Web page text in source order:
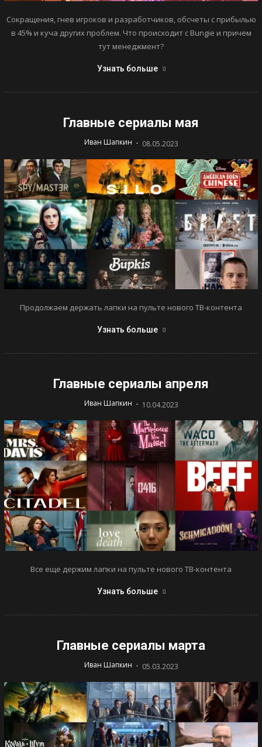
Сокращения, гнев игроков и разработчиков, обсчеты с прибылью
в 45% и куча других проблем. Что происходит с Bungie и причем
тут менеджмент?
Узнать больше
Главные сериалы мая
Иван Шапкин - 08.05.2023
Продолжаем держать лапки на пульте нового ТВ-контента
Узнать больше
Главные сериалы апреля
Иван Шапкин - 10.04.2023
Все еще держим лапки на пульте нового ТВ-контента
Узнать больше
Главные сериалы марта
Иван Шапкин - 05.03.2023